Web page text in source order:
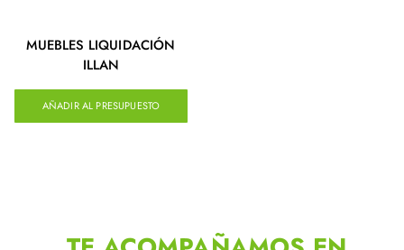
MUEBLES LIQUIDACIÓN
ILLAN
AÑADIR AL PRESUPUESTO